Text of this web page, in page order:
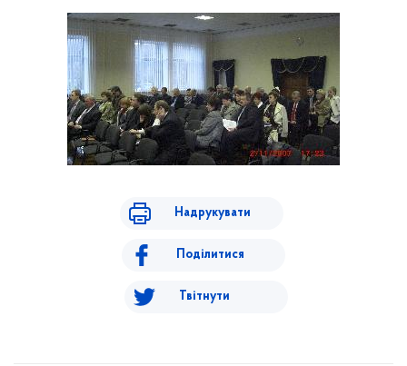
Надрукувати
Поділитися
Твітнути